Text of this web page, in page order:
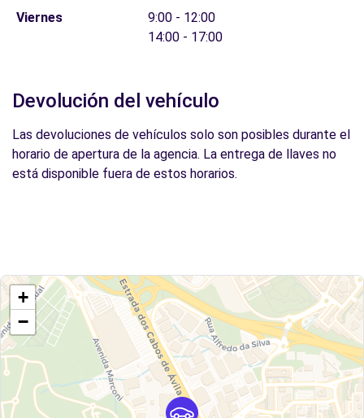
Viernes
9:00 - 12:00
14:00 - 17:00
Devolución del vehículo
Las devoluciones de vehículos solo son posibles durante el
horario de apertura de la agencia. La entrega de llaves no
está disponible fuera de estos horarios.
+
−